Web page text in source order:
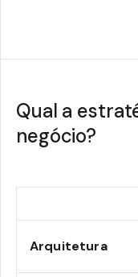
Qual a
negócio?
Arquitetura